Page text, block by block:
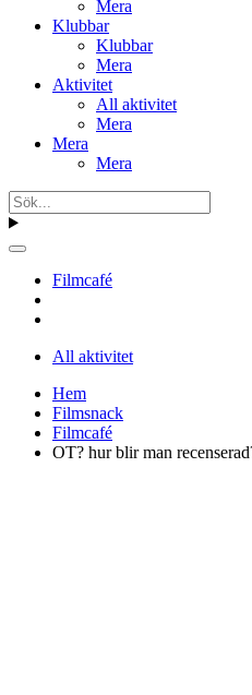
Mera
Klubbar
Klubbar
Mera
Aktivitet
All aktivitet
Mera
Mera
Mera
Filmcafé
All aktivitet
Hem
Filmsnack
Filmcafé
OT? hur blir man